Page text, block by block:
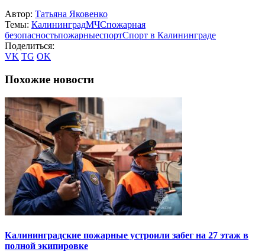
Автор: Татьяна Яковенко
Темы: КалининградМЧСпожарная
безопасностьпожарныеспортСпорт в Калининграде
Поделиться:
VK TG OK
Похожие новости
Калининградские пожарные устроили забег на 27 этаж в
полной экипировке